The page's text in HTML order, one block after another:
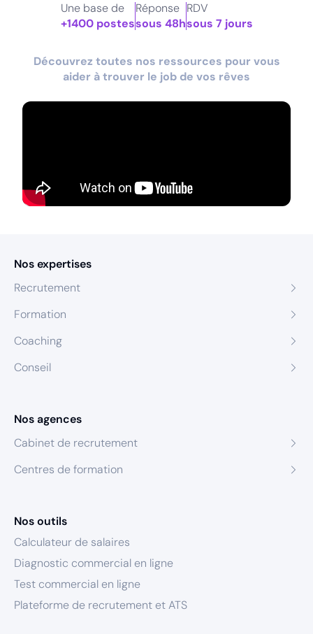
Une base de
+1400 postes
Réponse
sous 48h
RDV
sous 7 jours
Découvrez toutes nos ressources pour vous
aider à trouver le job de vos rêves
Nos expertises
Recrutement
Formation
Coaching
Conseil
Nos agences
Cabinet de recrutement
Centres de formation
Nos outils
Calculateur de salaires
Diagnostic commercial en ligne
Test commercial en ligne
Plateforme de recrutement et ATS